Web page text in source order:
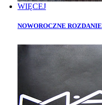
WIĘCEJ
NOWOROCZNE ROZDANIE